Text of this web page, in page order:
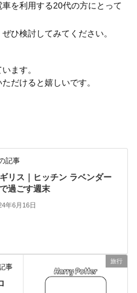
を利用する20代の方にとって
ひ検討してみてください。
ます。
だけると嬉しいです。
記事
リス｜ヒッチン ラベンダー
過ごす週末
年6月16日
旅行
事